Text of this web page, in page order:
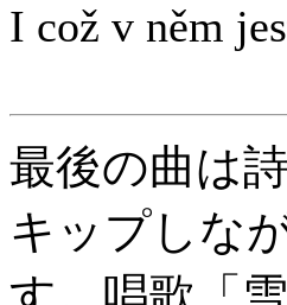
I což v něm
最後の曲は
キップしな